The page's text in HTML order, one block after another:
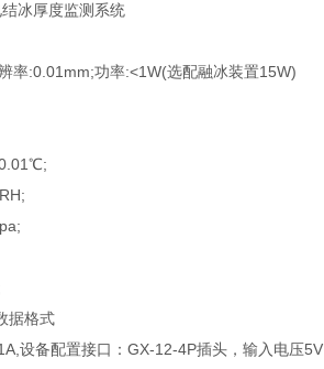
:0.01mm;功率:<1W(选配融冰装置15W)
据格式
设备配置接口：GX-12-4P插头，输入电压5V